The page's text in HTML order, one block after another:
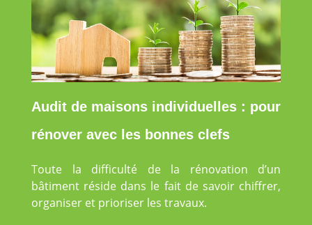
Audit de maisons individuelles : pour
rénover avec les bonnes clefs
Toute la difficulté de la rénovation d’un
bâtiment réside dans le fait de savoir chiffrer,
organiser et prioriser les travaux.